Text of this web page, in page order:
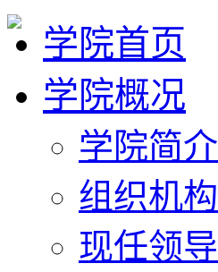
学院首页
学院概况
学院简介
组织机构
现任领导